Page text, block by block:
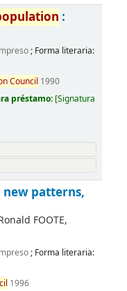
:
; Forma literaria:
Council 1990
préstamo: [Signatura
new patterns,
FOOTE,
; Forma literaria:
1996